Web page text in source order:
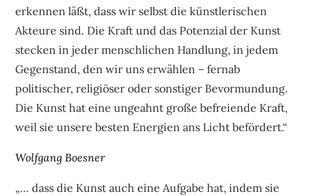
erkennen läßt, dass wir selbst die künstlerischen
Akteure sind. Die Kraft und das Potenzial der Kunst
stecken in jeder menschlichen Handlung, in jedem
Gegenstand, den wir uns erwählen – fernab
politischer, religiöser oder sonstiger Bevormundung.
Die Kunst hat eine ungeahnt große befreiende Kraft,
weil sie unsere besten Energien ans Licht befördert.“
Wolfgang Boesner
„… dass die Kunst auch eine Aufgabe hat, indem sie